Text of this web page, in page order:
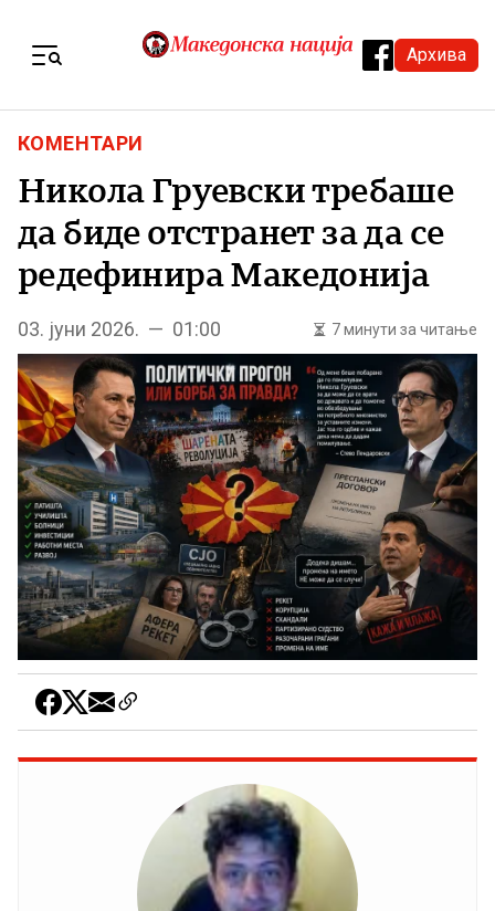
Архива
КОМЕНТАРИ
Никола Груевски требаше
да биде отстранет за да се
редефинира Македонија
03. јуни 2026. — 01:00 7 минути за читање